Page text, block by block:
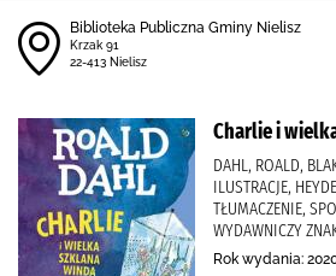
Biblioteka Publiczna Gminy Nielisz
Krzak 91
22-413 Nielisz
Charlie i
DAHL, ROALD,
ILUSTRACJE,
TŁUMACZENIE,
WYDAWNICZY
Rok wydania: